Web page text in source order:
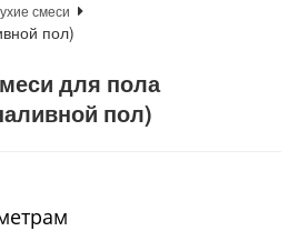
смеси
пол)
для пола
пол)